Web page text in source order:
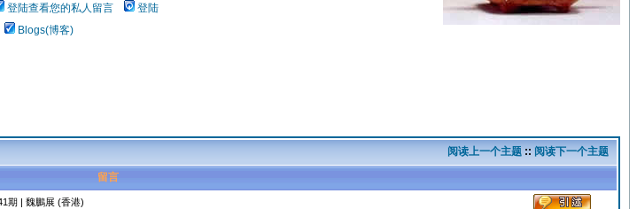
登陆查看您的私人留言
登陆
Blogs(博客)
阅读上一个主题 :: 阅读下一个主题
留言
期 | 魏鵬展 (香港)